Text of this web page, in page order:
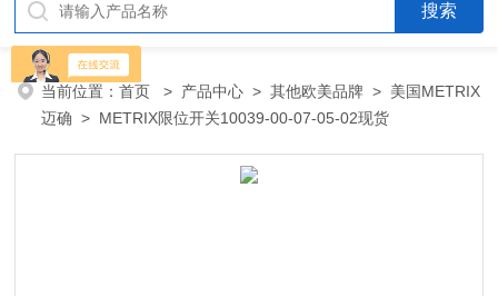
当前位置：首页 > 产品中心 >其他欧美品牌 > 美国METRIX
迈确 > METRIX限位开关10039-00-07-05-02现货